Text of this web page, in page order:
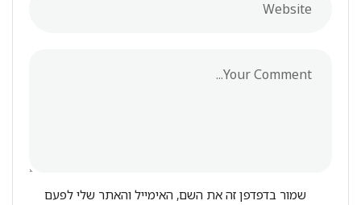
שמור בדפדפן זה את השם, האימייל והאתר שלי לפעם